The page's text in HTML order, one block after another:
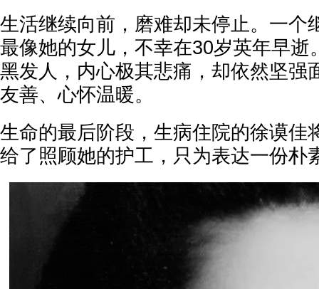
生活继续向前，磨难却未停止。一个
最像她的女儿，不幸在30岁英年早逝
黑发人，内心极其悲痛，却依然坚强
友善、心怀温暖。
生命的最后阶段，生病住院的徐谟佳
给了照顾她的护工，只为表达一份朴